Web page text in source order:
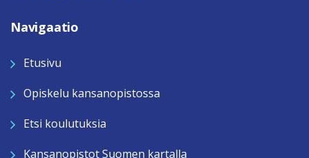
Navigaatio
Etusivu
Opiskelu kansanopistossa
Etsi koulutuksia
Kansanopistot Suomen kartalla